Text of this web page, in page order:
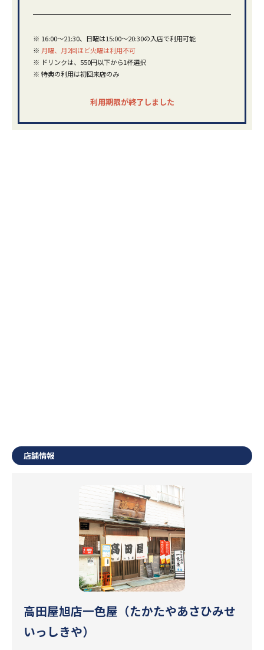
※ 16:00～21:30、日曜は15:00～20:30の入店で利用可能
※ 月曜、月2回ほど火曜は利用不可
※ ドリンクは、550円以下から1杯選択
※ 特典の利用は初回来店のみ
利用期限が終了しました
店舗情報
高田屋旭店一色屋（たかたやあさひみせ
いっしきや）